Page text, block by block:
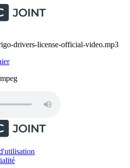
drivers-license-official-video.mp3